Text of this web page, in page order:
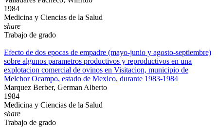
1984
Medicina y Ciencias de la Salud
share
Trabajo de grado
Efecto de dos epocas de empadre (mayo-junio y agosto-septiembre)
sobre algunos parametros productivos y reproductivos en una
explotacion comercial de ovinos en Visitacion, municipio de
Melchor Ocampo, estado de Mexico, durante 1983-1984
Marquez Berber, German Alberto
1984
Medicina y Ciencias de la Salud
share
Trabajo de grado